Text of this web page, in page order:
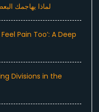
لماذا يهاجمك
Pain Too’: A Deep
Divisions in the